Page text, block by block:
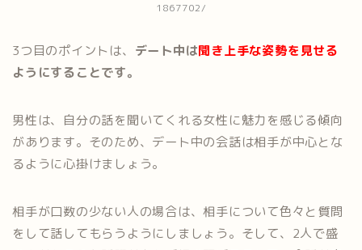
1867702/
3つ目のポイントは、 デート中は聞き上手な姿勢を見せる
ようにすることです。
男性は、自分の話を聞いてくれる女性に魅力を感じる傾向
があります。そのため、デート中の会話は相手が中心とな
るように心掛けましょう。
相手が口数の少ない人の場合は、相手について色々と質問
をして話してもらうようにしましょう。そして、2人で盛